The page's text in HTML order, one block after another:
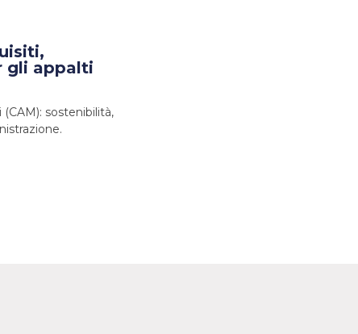
gli appalti
sostenibilità,